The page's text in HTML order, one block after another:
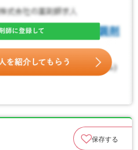
保存する